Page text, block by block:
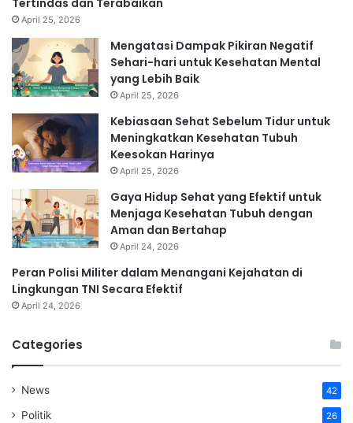
Tertindas dan Terabaikan
April 25, 2026
Mengatasi Dampak Pikiran Negatif
Sehari-hari untuk Kesehatan Mental
yang Lebih Baik
April 25, 2026
Kebiasaan Sehat Sebelum Tidur untuk
Meningkatkan Kesehatan Tubuh
Keesokan Harinya
April 25, 2026
Gaya Hidup Sehat yang Efektif untuk
Menjaga Kesehatan Tubuh dengan
Aman dan Bertahap
April 24, 2026
Peran Polisi Militer dalam Menangani Kejahatan di
Lingkungan TNI Secara Efektif
April 24, 2026
Categories
News 42
Politik 26